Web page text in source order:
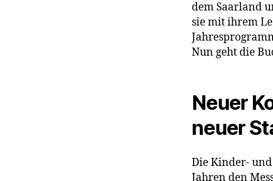
dem Saarland
sie mit ihrem
Nun geht die
Neuer
neuer
Die Kinder-
Jahren den